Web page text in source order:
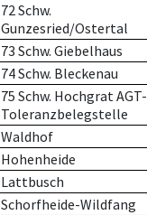
72 Schw.
Gunzesried/Ostertal
73 Schw. Giebelhaus
74 Schw. Bleckenau
75 Schw. Hochgrat AGT-
Toleranzbelegstelle
Waldhof
Hohenheide
Lattbusch
Schorfheide-Wildfang